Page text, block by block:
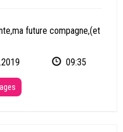
future compagne,(et
09:35